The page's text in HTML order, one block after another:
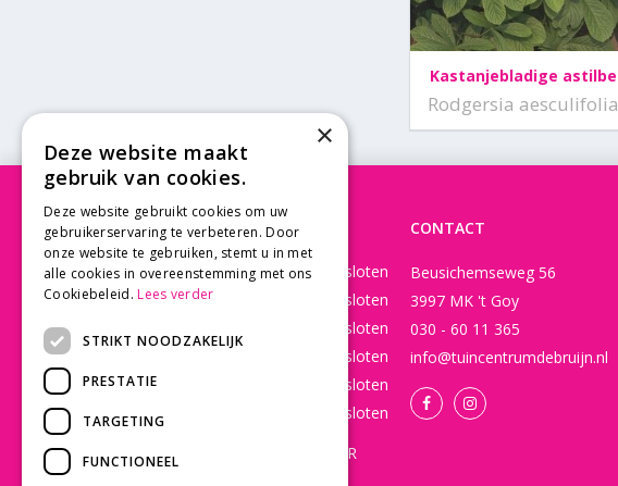
Kastanjebladige astilbe
Rodgersia aesculifolia
OPENINGSTIJDEN
Maandag
Gesloten
Dinsdag
Gesloten
Gesloten
Gesloten
Vrijdag
Gesloten
Zaterdag
Gesloten
WEBSHOP OPEN 24/7 365 DAGEN PER
CONTACT
Beusichemseweg 56
3997 MK 't Goy
030 - 60 11 365
info@tuincentrumdebruijn.nl
×
Deze website maakt
gebruik van cookies.
Deze website gebruikt cookies om uw
gebruikerservaring te verbeteren. Door
onze website te gebruiken, stemt u in met
alle cookies in overeenstemming met ons
Cookiebeleid. Lees verder
STRIKT NOODZAKELIJK
PRESTATIE
TARGETING
FUNCTIONEEL